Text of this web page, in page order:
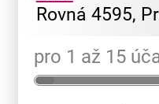
Rovná 4595,
pro 1 až 15